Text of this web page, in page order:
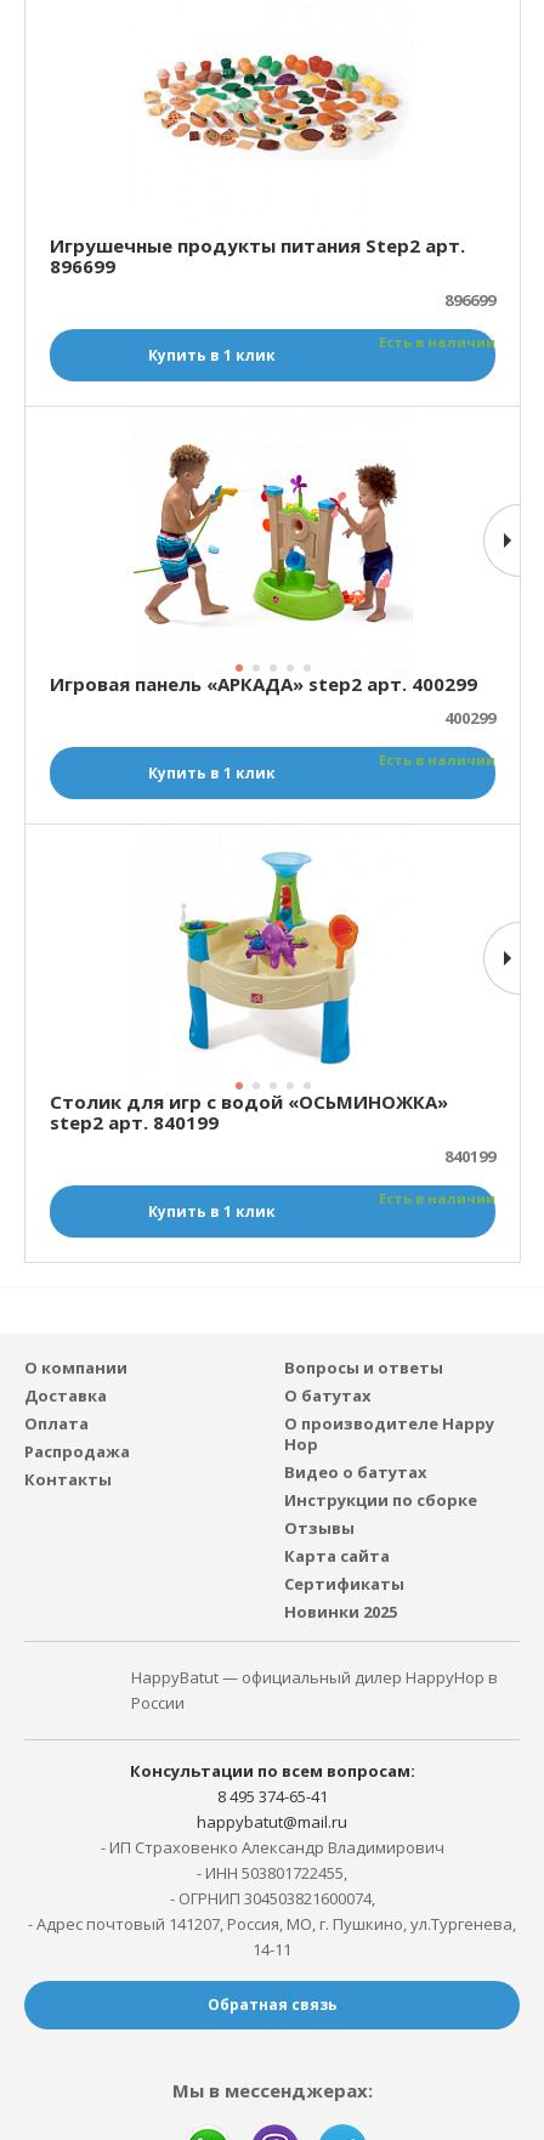
Игрушечные продукты питания Step2 арт.
896699
896699
Есть в наличии
Купить в 1 клик
Игровая панель «АРКАДА» step2 арт. 400299
400299
Есть в наличии
Купить в 1 клик
Столик для игр с водой «ОСЬМИНОЖКА»
step2 арт. 840199
840199
Есть в наличии
Купить в 1 клик
О компании
Доставка
Оплата
Распродажа
Контакты
Вопросы и ответы
О батутах
О производителе Happy
Hop
Видео о батутах
Инструкции по сборке
Отзывы
Карта сайта
Сертификаты
Новинки 2025
HappyBatut — официальный дилер HappyHop в
России
Консультации по всем вопросам:
8 495 374-65-41
happybatut@mail.ru
- ИП Страховенко Александр Владимирович
- ИНН 503801722455,
- ОГРНИП 304503821600074,
- Адрес почтовый 141207, Россия, МО, г. Пушкино, ул.Тургенева,
14-11
Обратная связь
Мы в мессенджерах: